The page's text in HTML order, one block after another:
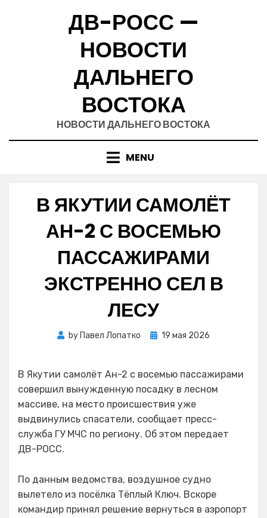
ДВ-РОСС —
НОВОСТИ
ДАЛЬНЕГО
ВОСТОКА
НОВОСТИ ДАЛЬНЕГО ВОСТОКА
MENU
В ЯКУТИИ САМОЛЁТ
АН-2 С ВОСЕМЬЮ
ПАССАЖИРАМИ
ЭКСТРЕННО СЕЛ В
ЛЕСУ
by Павел Лопатко
Posted
19 мая 2026
В Якутии самолёт Ан-2 с восемью пассажирами
совершил вынужденную посадку в лесном
массиве, на место происшествия уже
выдвинулись спасатели, сообщает пресс-
служба ГУ МЧС по региону. Об этом передает
ДВ-РОСС.
По данным ведомства, воздушное судно
вылетело из посёлка Тёплый Ключ. Вскоре
командир принял решение вернуться в аэропорт